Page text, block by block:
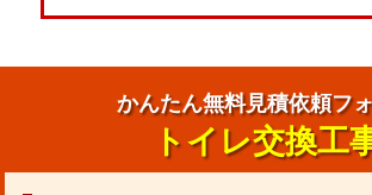
かんたん無料見積依頼フ
トイレ交換工